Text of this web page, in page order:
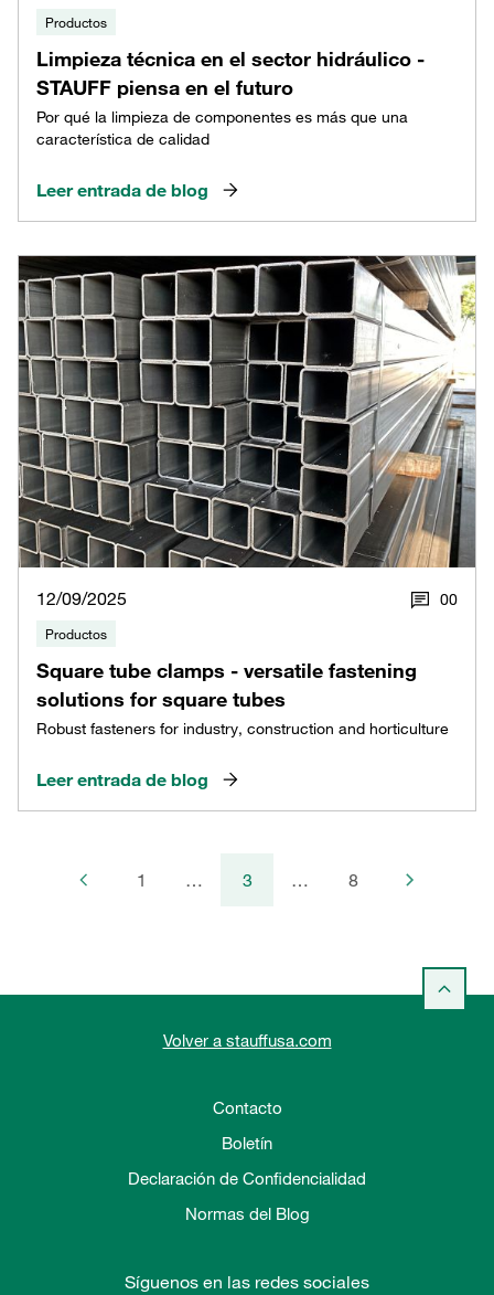
Productos
Limpieza técnica en el sector hidráulico -
STAUFF piensa en el futuro
Por qué la limpieza de componentes es más que una
característica de calidad
Leer entrada de blog
12/09/2025 00
Productos
Square tube clamps - versatile fastening
solutions for square tubes
Robust fasteners for industry, construction and horticulture
Leer entrada de blog
1 … 3 … 8
Volver a stauffusa.com
Contacto
Boletín
Declaración de Confidencialidad
Normas del Blog
Síguenos en las redes sociales